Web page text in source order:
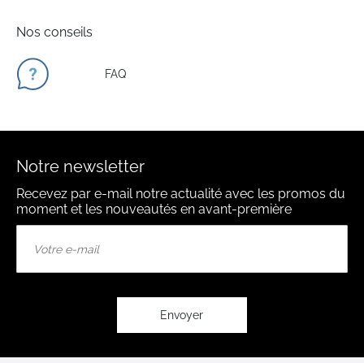
Nos conseils
FAQ
Notre newsletter
Recevez par e-mail notre actualité avec les promos du
moment et les nouveautés en avant-première
Envoyer